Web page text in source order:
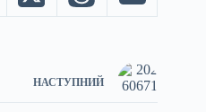
НАСТУПНИЙ